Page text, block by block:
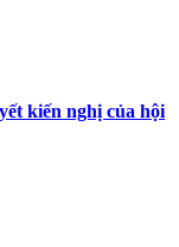
kiến nghị của hội